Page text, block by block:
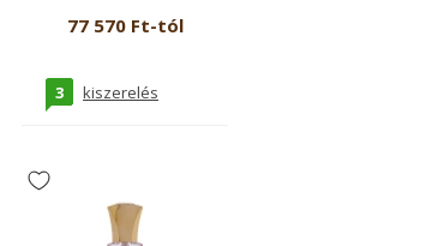
77 570 Ft-tól
3 kiszerelés